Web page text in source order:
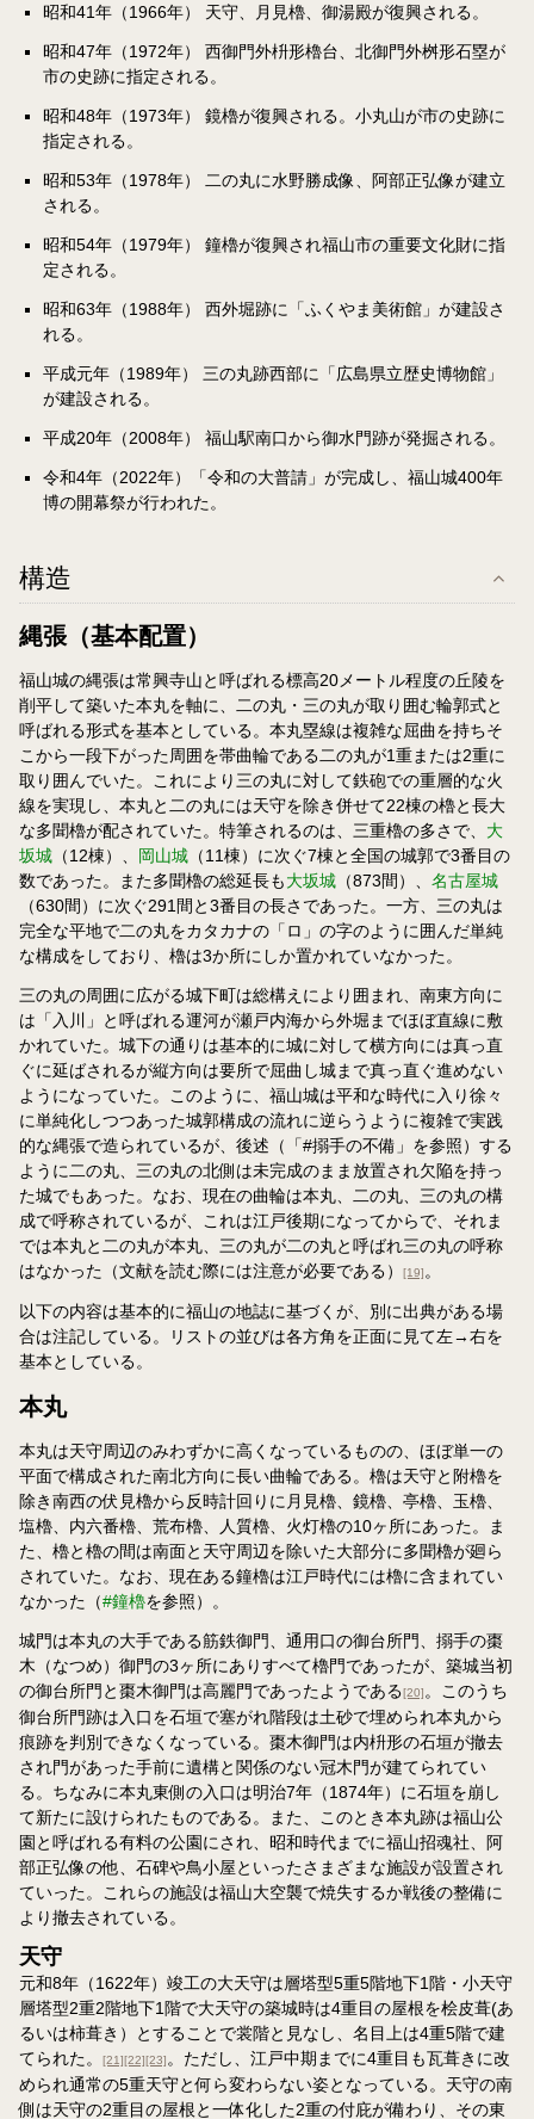
昭和41年（1966年） 天守、月見櫓、御湯殿が復興される。
昭和47年（1972年） 西御門外枡形櫓台、北御門外桝形石塁が
市の史跡に指定される。
昭和48年（1973年） 鏡櫓が復興される。小丸山が市の史跡に
指定される。
昭和53年（1978年） 二の丸に水野勝成像、阿部正弘像が建立
される。
昭和54年（1979年） 鐘櫓が復興され福山市の重要文化財に指
定される。
昭和63年（1988年） 西外堀跡に「ふくやま美術館」が建設さ
れる。
平成元年（1989年） 三の丸跡西部に「広島県立歴史博物館」
が建設される。
平成20年（2008年） 福山駅南口から御水門跡が発掘される。
令和4年（2022年）「令和の大普請」が完成し、福山城400年
博の開幕祭が行われた。
構造
縄張（基本配置）
福山城の縄張は常興寺山と呼ばれる標高20メートル程度の丘陵を
削平して築いた本丸を軸に、二の丸・三の丸が取り囲む輪郭式と
呼ばれる形式を基本としている。本丸塁線は複雑な屈曲を持ちそ
こから一段下がった周囲を帯曲輪である二の丸が1重または2重に
取り囲んでいた。これにより三の丸に対して鉄砲での重層的な火
線を実現し、本丸と二の丸には天守を除き併せて22棟の櫓と長大
な多聞櫓が配されていた。特筆されるのは、三重櫓の多さで、 大
坂城 （12棟）、 岡山城 （11棟）に次ぐ7棟と全国の城郭で3番目の
数であった。また多聞櫓の総延長も大坂城 （873間）、 名古屋城
（630間）に次ぐ291間と3番目の長さであった。一方、三の丸は
完全な平地で二の丸をカタカナの「ロ」の字のように囲んだ単純
な構成をしており、櫓は3か所にしか置かれていなかった。
三の丸の周囲に広がる城下町は総構えにより囲まれ、南東方向に
は「入川」と呼ばれる運河が瀬戸内海から外堀までほぼ直線に敷
かれていた。城下の通りは基本的に城に対して横方向には真っ直
ぐに延ばされるが縦方向は要所で屈曲し城まで真っ直ぐ進めない
ようになっていた。このように、福山城は平和な時代に入り徐々
に単純化しつつあった城郭構成の流れに逆らうように複雑で実践
的な縄張で造られているが、後述（「#搦手の不備」を参照）する
ように二の丸、三の丸の北側は未完成のまま放置され欠陥を持っ
た城でもあった。なお、現在の曲輪は本丸、二の丸、三の丸の構
成で呼称されているが、これは江戸後期になってからで、それま
では本丸と二の丸が本丸、三の丸が二の丸と呼ばれ三の丸の呼称
はなかった（文献を読む際には注意が必要である）
[19] 。
以下の内容は基本的に福山の地誌に基づくが、別に出典がある場
合は注記している。リストの並びは各方角を正面に見て左→右を
基本としている。
本丸
本丸は天守周辺のみわずかに高くなっているものの、ほぼ単一の
平面で構成された南北方向に長い曲輪である。櫓は天守と附櫓を
除き南西の伏見櫓から反時計回りに月見櫓、鏡櫓、亭櫓、玉櫓、
塩櫓、内六番櫓、荒布櫓、人質櫓、火灯櫓の10ヶ所にあった。ま
た、櫓と櫓の間は南面と天守周辺を除いた大部分に多聞櫓が廻ら
されていた。なお、現在ある鐘櫓は江戸時代には櫓に含まれてい
なかった（#鐘櫓を参照）。
城門は本丸の大手である筋鉄御門、通用口の御台所門、搦手の棗
木（なつめ）御門の3ヶ所にありすべて櫓門であったが、築城当初
の御台所門と棗木御門は高麗門であったようである[20] 。このうち
御台所門跡は入口を石垣で塞がれ階段は土砂で埋められ本丸から
痕跡を判別できなくなっている。棗木御門は内枡形の石垣が撤去
され門があった手前に遺構と関係のない冠木門が建てられてい
る。ちなみに本丸東側の入口は明治7年（1874年）に石垣を崩し
て新たに設けられたものである。また、このとき本丸跡は福山公
園と呼ばれる有料の公園にされ、昭和時代までに福山招魂社、阿
部正弘像の他、石碑や鳥小屋といったさまざまな施設が設置され
ていった。これらの施設は福山大空襲で焼失するか戦後の整備に
より撤去されている。
天守
元和8年（1622年）竣工の大天守は層塔型5重5階地下1階・小天守
層塔型2重2階地下1階で大天守の築城時は4重目の屋根を桧皮葺(あ
るいは柿葺き）とすることで裳階と見なし、名目上は4重5階で建
てられた。
[21][22][23] 。ただし、江戸中期までに4重目も瓦葺きに改
められ通常の5重天守と何ら変わらない姿となっている。天守の南
側は天守の2重目の屋根と一体化した2重の付庇が備わり、その東